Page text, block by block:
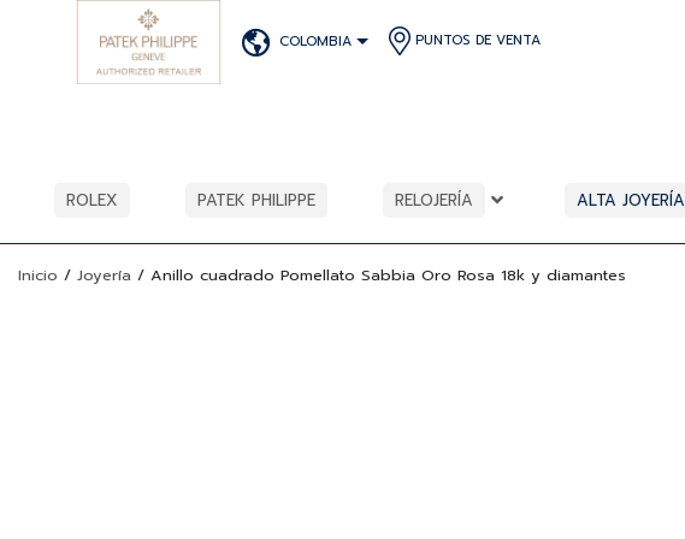
COLOMBIA PUNTOS DE VENTA
ROLEX PATEK PHILIPPE RELOJERÍA ALTA JOYERÍA
Inicio / Joyería / Anillo cuadrado Pomellato Sabbia Oro Rosa 18k y diamantes